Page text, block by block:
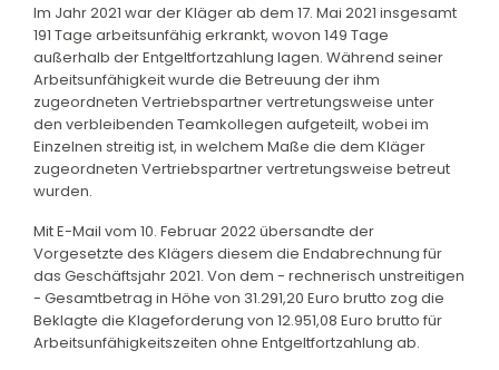
Im Jahr 2021 war der Kläger ab dem 17. Mai 2021 insgesamt
191 Tage arbeitsunfähig erkrankt, wovon 149 Tage
außerhalb der Entgeltfortzahlung lagen. Während seiner
Arbeitsunfähigkeit wurde die Betreuung der ihm
zugeordneten Vertriebspartner vertretungsweise unter
den verbleibenden Teamkollegen aufgeteilt, wobei im
Einzelnen streitig ist, in welchem Maße die dem Kläger
zugeordneten Vertriebspartner vertretungsweise betreut
wurden.
Mit E-Mail vom 10. Februar 2022 übersandte der
Vorgesetzte des Klägers diesem die Endabrechnung für
das Geschäftsjahr 2021. Von dem - rechnerisch unstreitigen
- Gesamtbetrag in Höhe von 31.291,20 Euro brutto zog die
Beklagte die Klageforderung von 12.951,08 Euro brutto für
Arbeitsunfähigkeitszeiten ohne Entgeltfortzahlung ab.